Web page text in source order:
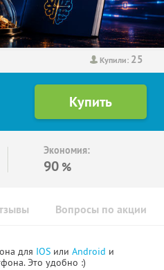
Купили: 25
Экономия:
90 %
Вопросы по акции
для IOS или Android и
Это удобно :)